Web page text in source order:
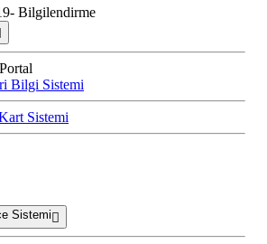
Bilgilendirme
Bilgi Sistemi
Sistemi
Sistemi